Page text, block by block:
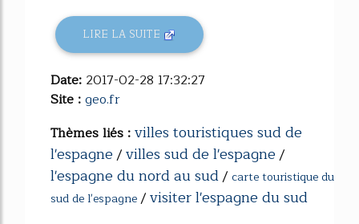
LIRE LA SUITE
Date: 2017-02-28 17:32:27
Site :geo.fr
Thèmes liés :villes touristiques sud de
l'espagne/villes sud de l'espagne/
l'espagne du nord au sud/ carte touristique du
sud de l'espagne/visiter l'espagne du sud